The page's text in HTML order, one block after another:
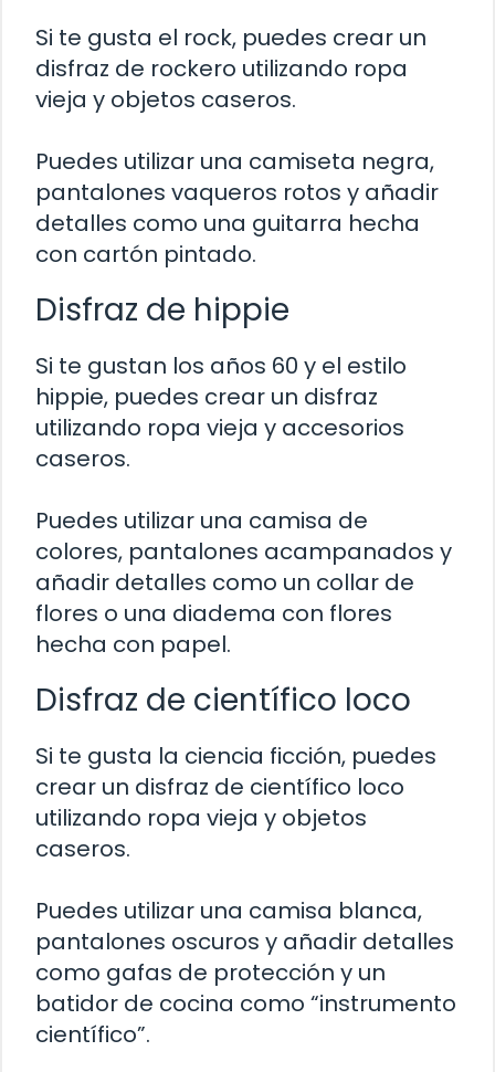
Si te gusta el rock, puedes crear un
disfraz de rockero utilizando ropa
vieja y objetos caseros.
Puedes utilizar una camiseta negra,
pantalones vaqueros rotos y añadir
detalles como una guitarra hecha
con cartón pintado.
Disfraz de hippie
Si te gustan los años 60 y el estilo
hippie, puedes crear un disfraz
utilizando ropa vieja y accesorios
caseros.
Puedes utilizar una camisa de
colores, pantalones acampanados y
añadir detalles como un collar de
flores o una diadema con flores
hecha con papel.
Disfraz de científico loco
Si te gusta la ciencia ficción, puedes
crear un disfraz de científico loco
utilizando ropa vieja y objetos
caseros.
Puedes utilizar una camisa blanca,
pantalones oscuros y añadir detalles
como gafas de protección y un
batidor de cocina como “instrumento
científico”.